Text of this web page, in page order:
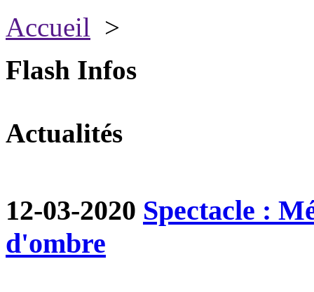
Accueil >
Flash Infos
Actualités
12-03-2020 Spectacle :
d'ombre